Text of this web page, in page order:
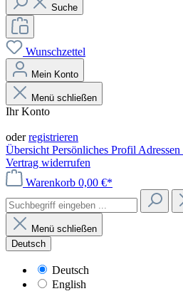
Suche
Wunschzettel
Mein Konto
Menü schließen
Ihr Konto
oderregistrieren
Übersicht Persönliches Profil Adressen
Vertrag widerrufen
Warenkorb 0,00 €*
Menü schließen
Deutsch
Deutsch
English